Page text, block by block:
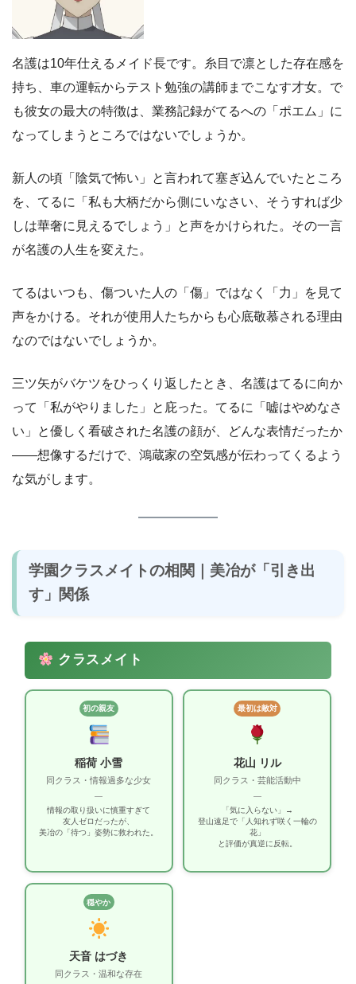
名護は10年仕えるメイド長です。糸目で凛とした存在感を
持ち、車の運転からテスト勉強の講師までこなす才女。で
も彼女の最大の特徴は、業務記録がてるへの「ポエム」に
なってしまうところではないでしょうか。
新人の頃「陰気で怖い」と言われて塞ぎ込んでいたところ
を、てるに「私も大柄だから側にいなさい、そうすれば少
しは華奢に見えるでしょう」と声をかけられた。その一言
が名護の人生を変えた。
てるはいつも、傷ついた人の「傷」ではなく「力」を見て
声をかける。それが使用人たちからも心底敬慕される理由
なのではないでしょうか。
三ツ矢がバケツをひっくり返したとき、名護はてるに向か
って「私がやりました」と庇った。てるに「嘘はやめなさ
い」と優しく看破された名護の顔が、どんな表情だったか
――想像するだけで、鴻蔵家の空気感が伝わってくるよう
な気がします。
学園クラスメイトの相関｜美冶が「引き出
す」関係
クラスメイト
初の親友
稲荷 小雪
同クラス・情報過多な少女
—
情報の取り扱いに慎重すぎて
友人ゼロだったが、
美冶の「待つ」姿勢に救われた。
最初は敵対
花山 リル
同クラス・芸能活動中
—
「気に入らない」→
登山遠足で「人知れず咲く一輪の
花」
と評価が真逆に反転。
穏やか
天音 はづき
同クラス・温和な存在